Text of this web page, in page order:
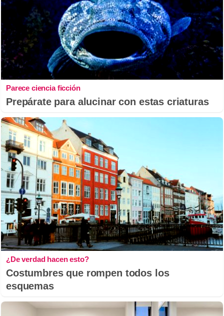
Parece ciencia ficción
Prepárate para alucinar con estas criaturas
¿De verdad hacen esto?
Costumbres que rompen todos los
esquemas